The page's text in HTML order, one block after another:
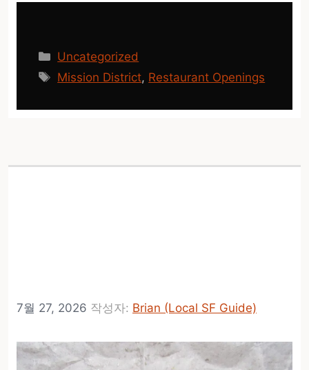
카
테
Uncategorized
태
Mission District, Restaurant Openings
7월 27, 2026 작성자: Brian (Local SF Guide)